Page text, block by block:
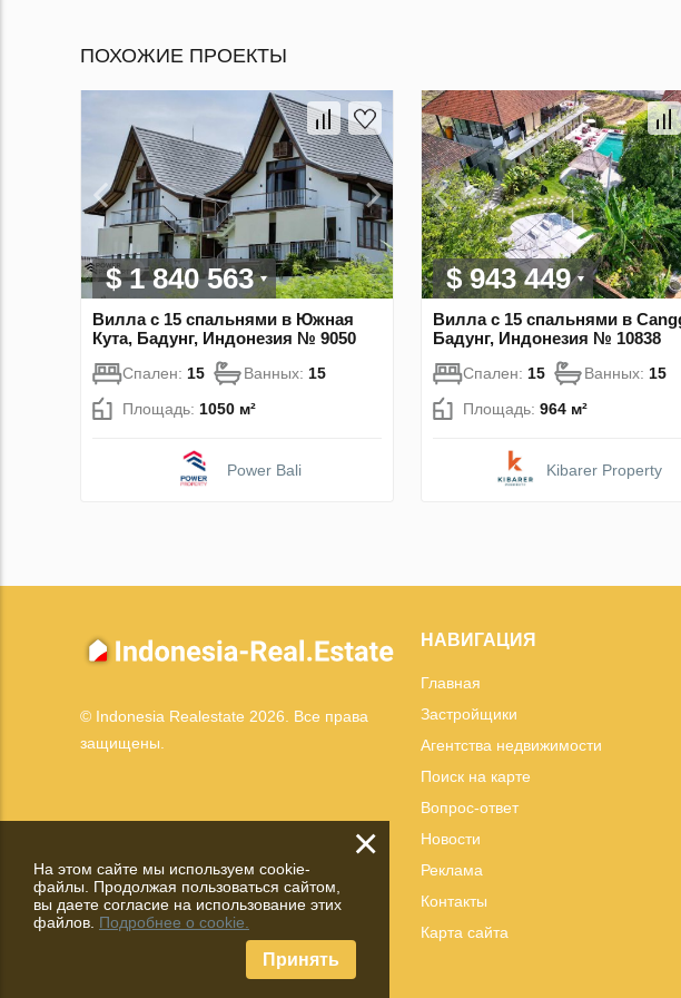
ПОХОЖИЕ ПРОЕКТЫ
$ 1 840 563
Вилла с 15 спальнями в Южная
Кута, Бадунг, Индонезия № 9050
Спален: 15 Ванных: 15
Площадь: 1050 м²
Power Bali
$ 943 449
Вилла с 15 спальнями в
Бадунг, Индонезия № 10838
Спален: 15 Ванных: 15
Площадь: 964 м²
Kibarer Property
© Indonesia Realestate 2026. Все права
защищены.
НАВИГАЦИЯ
Главная
Застройщики
Агентства недвижимости
Поиск на карте
Вопрос-ответ
Новости
Реклама
Контакты
Карта сайта
×
На этом сайте мы используем cookie-
файлы. Продолжая пользоваться сайтом,
вы даете согласие на использование этих
файлов. Подробнее о cookie.
Принять